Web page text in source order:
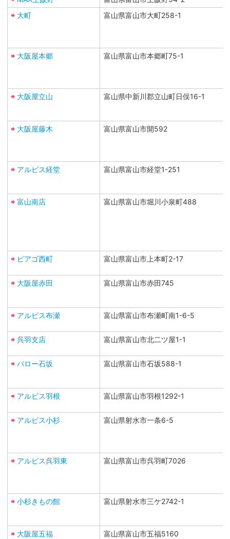
大町
富山県富山市大町258-1
大阪屋本郷 富山県富山市本郷町75-1
大阪屋立山 富山県中新川郡立山町日俣16-1
大阪屋藤木 富山県富山市開592
アルビス経堂 富山県富山市経堂1-251
富山南店 富山県富山市堀川小泉町488
ピアゴ西町 富山県富山市上本町2-17
大阪屋赤田 富山県富山市赤田745
アルビス布瀬 富山県富山市布瀬町南1-6-5
呉羽支店 富山県富山市北二ツ屋1-1
バロー石坂 富山県富山市石坂588-1
アルビス羽根 富山県富山市羽根1292-1
アルビス小杉 富山県射水市一条6-5
アルビス呉羽東 富山県富山市呉羽町7026
小杉きもの館 富山県射水市三ケ2742-1
大阪屋五福 富山県富山市五福5160